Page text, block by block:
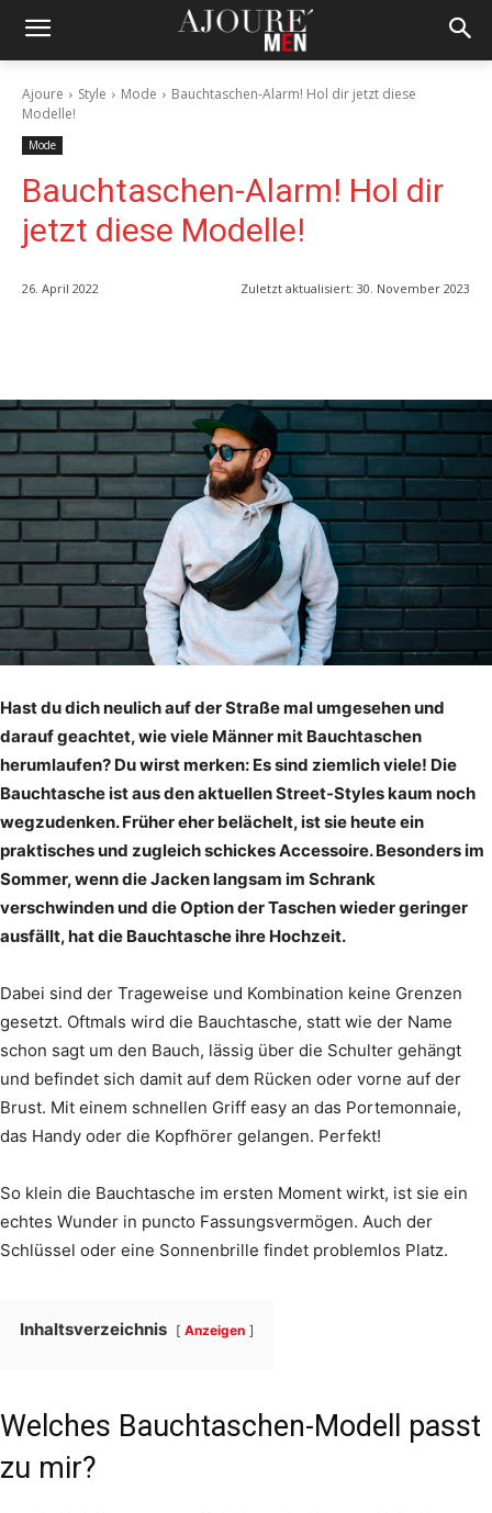
Ajoure Style Mode
Bauchtaschen-Alarm! Hol dir jetzt diese
Modelle!
Mode
Bauchtaschen-Alarm! Hol dir
jetzt diese Modelle!
26. April 2022 Zuletzt aktualisiert: 30. November 2023
Hast du dich neulich auf der Straße mal umgesehen und
darauf geachtet, wie viele Männer mit Bauchtaschen
herumlaufen? Du wirst merken: Es sind ziemlich viele! Die
Bauchtasche ist aus den aktuellen Street-Styles kaum noch
wegzudenken. Früher eher belächelt, ist sie heute ein
praktisches und zugleich schickes Accessoire. Besonders im
Sommer, wenn die Jacken langsam im Schrank
verschwinden und die Option der Taschen wieder geringer
ausfällt, hat die Bauchtasche ihre Hochzeit.
Dabei sind der Trageweise und Kombination keine Grenzen
gesetzt. Oftmals wird die Bauchtasche, statt wie der Name
schon sagt um den Bauch, lässig über die Schulter gehängt
und befindet sich damit auf dem Rücken oder vorne auf der
Brust. Mit einem schnellen Griff easy an das Portemonnaie,
das Handy oder die Kopfhörer gelangen. Perfekt!
So klein die Bauchtasche im ersten Moment wirkt, ist sie ein
echtes Wunder in puncto Fassungsvermögen. Auch der
Schlüssel oder eine Sonnenbrille findet problemlos Platz.
Inhaltsverzeichnis Anzeigen
Welches Bauchtaschen-Modell passt
zu mir?